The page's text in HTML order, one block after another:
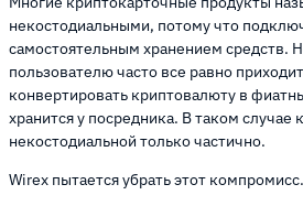
некостодиальными, потому что
самостоятельным хранением средств.
пользователю часто все равно
конвертировать криптовалюту в
хранится у посредника. В таком случае
некостодиальной только частично.
Wirex пытается убрать этот компромисс.